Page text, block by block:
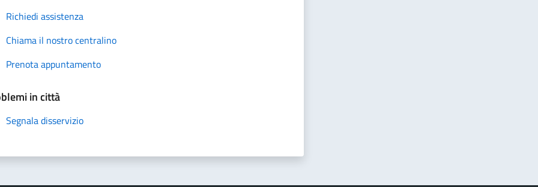
Richiedi assistenza
Chiama il nostro centralino
Prenota appuntamento
in città
Segnala disservizio